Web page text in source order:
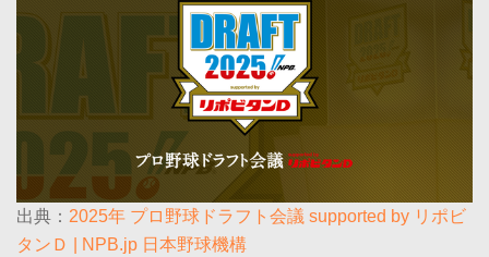
出典： 2025年 プロ野球ドラフト会議 supported by リポビ
タンＤ | NPB.jp 日本野球機構